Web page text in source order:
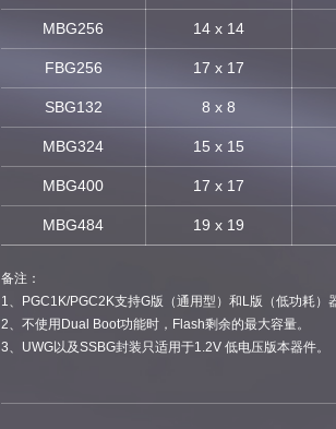
MBG256 14 x 14
FBG256 17 x 17
SBG132 8 x 8
MBG324 15 x 15
MBG400 17 x 17
MBG484 19 x 19
备注：
1、PGC1K/PGC2K支持G版（通用型）和L版（低功耗
2、不使用Dual Boot功能时，Flash剩余的最大容量。
3、UWG以及SSBG封装只适用于1.2V 低电压版本器件。